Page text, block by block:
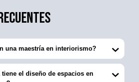
una maestría en interiorismo?
el diseño de espacios en